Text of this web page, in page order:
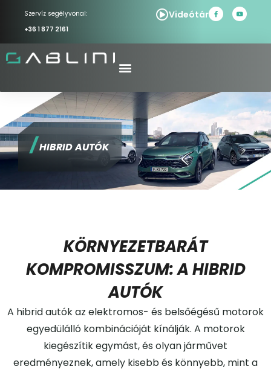
Szervíz segélyvonal:
+36 1 877 2161
Videótár
/HIBRID AUTÓK
KÖRNYEZETBARÁT
KOMPROMISSZUM: A HIBRID
AUTÓK
A hibrid autók az elektromos- és belsőégésű motorok
egyedülálló kombinációját kínálják. A motorok
kiegészítik egymást, és olyan járművet
eredményeznek, amely kisebb és könnyebb, mint a